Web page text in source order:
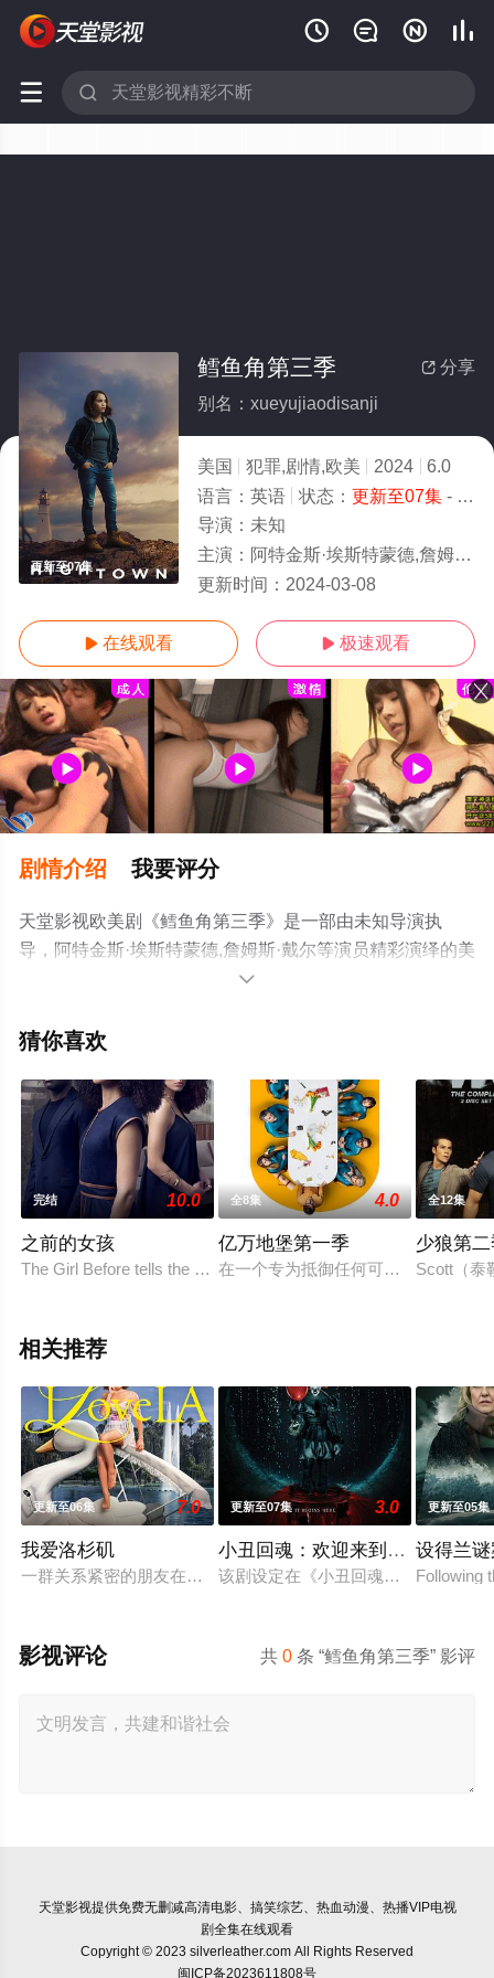
   
 
更新至07集
 分享
鳕鱼角第三季
别名：xueyujiaodisanji
美国 犯罪,剧情,欧美 2024
6.0
语言： 英语 状态： 更新至07集- 免费在线观看
导演： 未知
主演： 阿特金斯·埃斯特蒙德,詹姆斯·戴尔
更新时间： 2024-03-08
 在线观看  极速观看
剧情介绍 我要评分
天堂影视欧美剧《鳕鱼角第三季》是一部由未知导演执
导，阿特金斯·埃斯特蒙德,詹姆斯·戴尔等演员精彩演绎的美
国电视剧，手机免费观看高清未删减完整版电视剧全集就
猫或剧情网等平台了解。

猜你喜欢
完结 10.0
之前的女孩
The Girl Before tells the story of Jane (Gugu Mbatha
全8集 4.0
亿万地堡第一季
在一个专为抵御任何可能出现的灾难
全12集
少狼第
Scott（泰
相关推荐
更新至06集 7.0
我爱洛杉矶
一群关系紧密的朋友在多年分离后重聚在一起，探讨着复杂的
更新至07集 3.0
小丑回魂：欢迎来到德里镇第一
该剧设定在《小丑回魂》的27年前，
更新至05集
设得兰
Following
共0 条 “鳕鱼角第三季” 影评
影视评论
天堂影视提供免费无删减高清电影、搞笑综艺、热血动漫、热播VIP电视
剧全集在线观看
Copyright © 2023 silverleather.com All Rights Reserved
闽ICP备2023611808号